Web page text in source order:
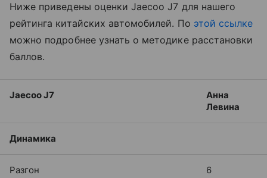
Ниже приведены оценки Jaecoo J7 для нашего
рейтинга китайских автомобилей. По этой ссылке
можно подробнее узнать о методике расстановки
баллов.
Jaecoo J7
Анна
Левина
Динамика
Разгон 6